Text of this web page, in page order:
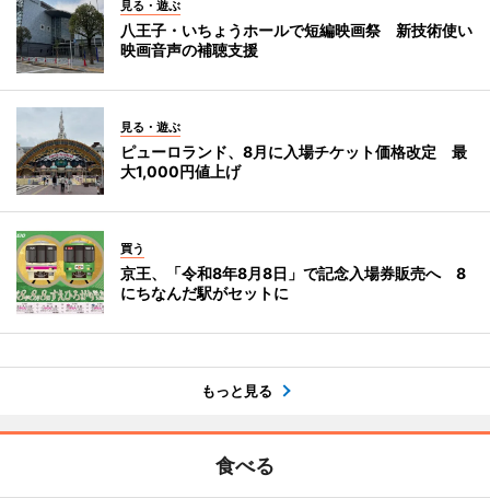
見る・遊ぶ
八王子・いちょうホールで短編映画祭 新技術使い
映画音声の補聴支援
見る・遊ぶ
ピューロランド、8月に入場チケット価格改定 最
大1,000円値上げ
買う
京王、「令和8年8月8日」で記念入場券販売へ 8
にちなんだ駅がセットに
もっと見る
食べる